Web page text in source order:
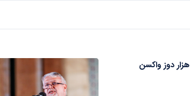
تزریق ۸۷۶ هزار دوز واکسن